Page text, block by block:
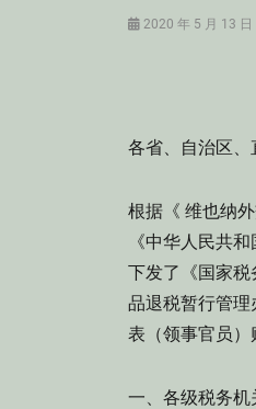
Posted
2020 年 5 月 13 日
各省、自治区、
根据《 维也纳
《中华人民共
下发了《国家
品退税暂行管
表（领事官员）
一、各级税务